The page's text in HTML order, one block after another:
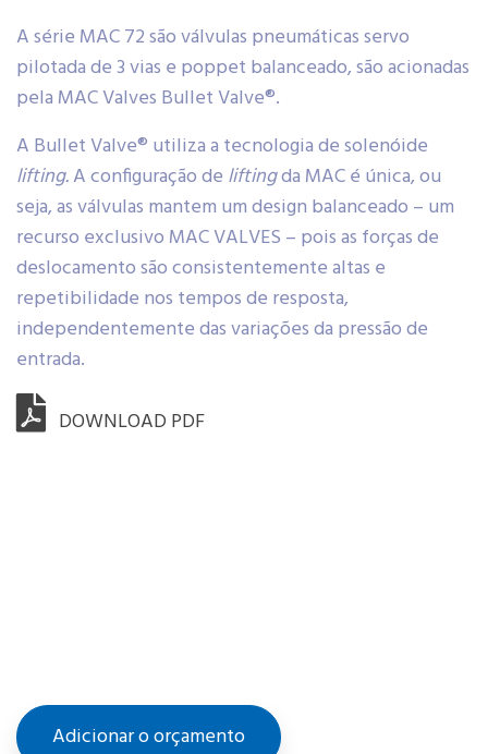
A série MAC 72 são válvulas pneumáticas servo
pilotada de 3 vias e poppet balanceado, são acionadas
pela MAC Valves Bullet Valve®.
A Bullet Valve® utiliza a tecnologia de solenóide
lifting.A configuração de liftingda MAC é única, ou
seja, as válvulas mantem um design balanceado – um
recurso exclusivo MAC VALVES – pois as forças de
deslocamento são consistentemente altas e
repetibilidade nos tempos de resposta,
independentemente das variações da pressão de
entrada.
DOWNLOAD PDF
Adicionar o orçamento